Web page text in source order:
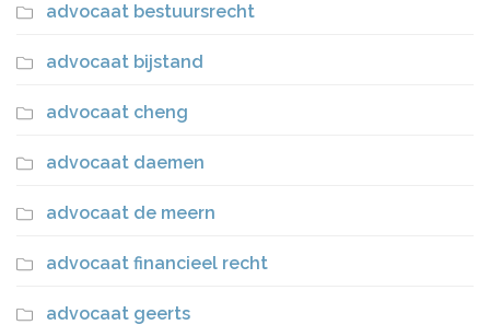
advocaat bestuursrecht
advocaat bijstand
advocaat cheng
advocaat daemen
advocaat de meern
advocaat financieel recht
advocaat geerts